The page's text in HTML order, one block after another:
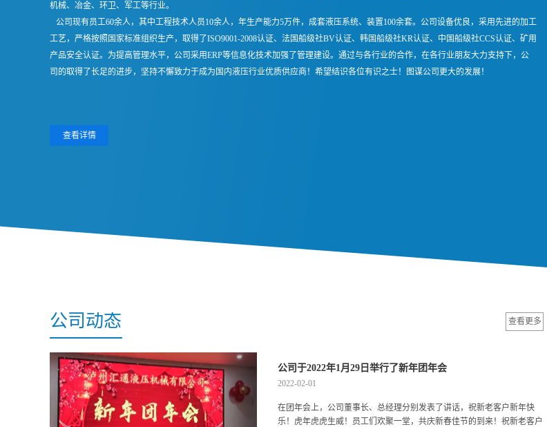
机械、冶金、环卫、军工等行业。
公司现有员工60余人，其中工程技术人员10余人，年生产能力5万件，成套液压系统、装置100余套。公司设备优良，采用先进的加工
工艺，严格按照国家标准组织生产，取得了ISO9001-2008认证、法国船级社BV认证、韩国船级社KR认证、中国船级社CCS认证、矿用
产品安全认证。为提高管理水平，公司采用ERP等信息化技术加强了管理建设。通过与各行业的合作，在各行业朋友大力支持下，公
司的取得了长足的进步，坚持不懈致力于成为国内液压行业优质供应商！希望结识各位有识之士！图谋公司更大的发展！
查看详情
公司动态 查看更多
公司于2022年1月29日举行了新年团年会
2022-02-01
在团年会上，公司董事长、总经理分别发表了讲话，祝新老客户新年快
乐！虎年虎虎生威！员工们欢聚一堂，共庆新春佳节的到来！祝新老客户